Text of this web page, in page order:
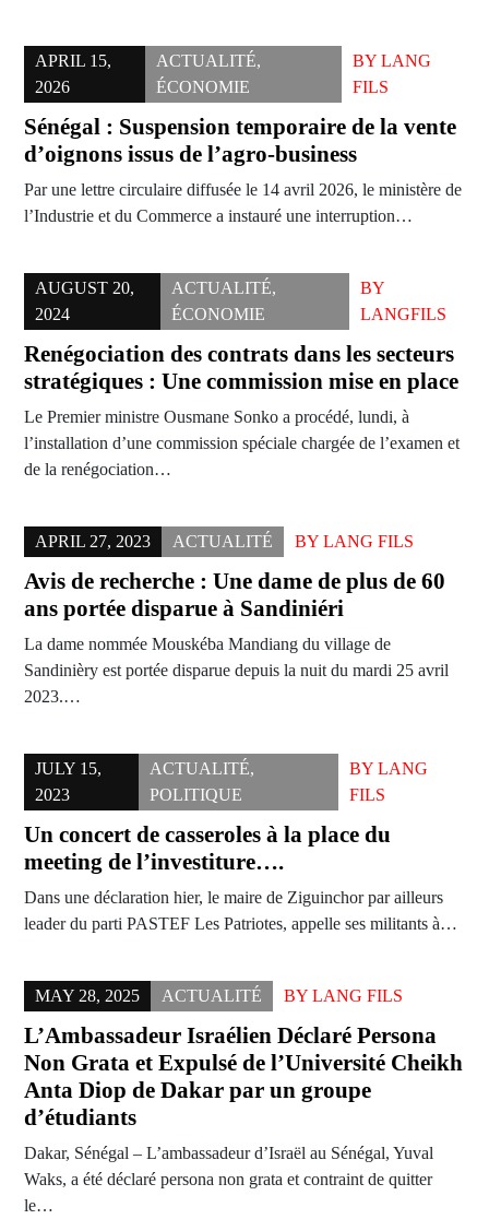
APRIL 15,
2026
ACTUALITÉ,
ÉCONOMIE
BY LANG
FILS
Sénégal : Suspension temporaire de la vente
d’oignons issus de l’agro-business
Par une lettre circulaire diffusée le 14 avril 2026, le ministère de
l’Industrie et du Commerce a instauré une interruption…
AUGUST 20,
2024
ACTUALITÉ,
ÉCONOMIE
BY
LANGFILS
Renégociation des contrats dans les secteurs
stratégiques : Une commission mise en place
Le Premier ministre Ousmane Sonko a procédé, lundi, à
l’installation d’une commission spéciale chargée de l’examen et
de la renégociation…
APRIL 27, 2023 ACTUALITÉ BY LANG FILS
Avis de recherche : Une dame de plus de 60
ans portée disparue à Sandiniéri
La dame nommée Mouskéba Mandiang du village de
Sandinièry est portée disparue depuis la nuit du mardi 25 avril
2023.…
JULY 15,
2023
ACTUALITÉ,
POLITIQUE
BYLANG
FILS
Un concert de casseroles à la place du
meeting de l’investiture….
Dans une déclaration hier, le maire de Ziguinchor par ailleurs
leader du parti PASTEF Les Patriotes, appelle ses militants à…
MAY 28, 2025 ACTUALITÉ BY LANG FILS
L’Ambassadeur Israélien Déclaré Persona
Non Grata et Expulsé de l’Université Cheikh
Anta Diop de Dakar par un groupe
d’étudiants
Dakar, Sénégal – L’ambassadeur d’Israël au Sénégal, Yuval
Waks, a été déclaré persona non grata et contraint de quitter
le…